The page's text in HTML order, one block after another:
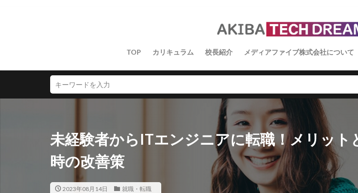
TOP カリキュラム 校長紹介 メディアファイブ株式会社について
未経験者からITエンジニアに転職！メリット
時の改善策
2023年08月14日 就職・転職